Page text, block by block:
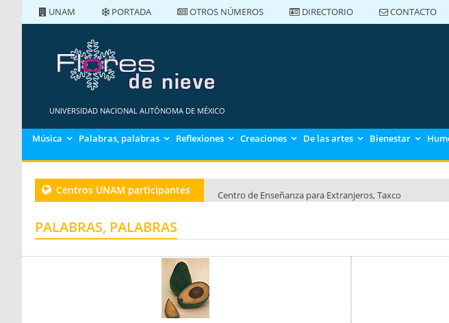
UNAM PORTADA OTROS NÚMEROS DIRECTORIO CONTACTO
UNIVERSIDAD NACIONAL AUTÓNOMA DE MÉXICO
Música
Palabras, palabras Reflexiones Creaciones De las artes Bienestar
Centros UNAM participantes
Centro de Enseñanza para Extranjeros, Taxco
Centro de Enseñanza para Extranjeros CU
PALABRAS, PALABRAS